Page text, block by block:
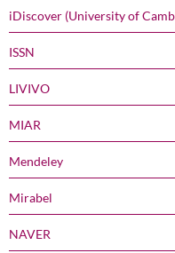
iDiscover (University of
ISSN
LIVIVO
MIAR
Mendeley
Mirabel
NAVER